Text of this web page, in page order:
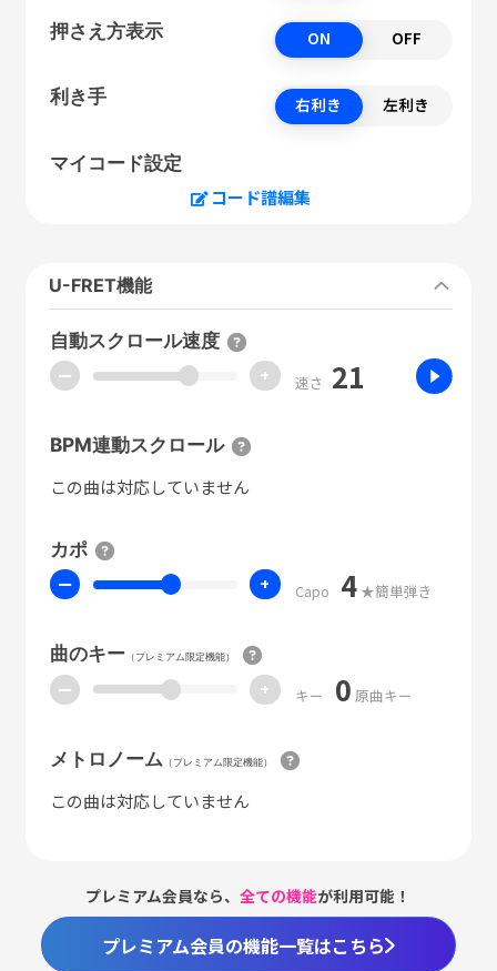
押さえ方表示 ON OFF
利き手 右利き 左利き
マイコード設定
コード譜編集
U-FRET機能
自動スクロール速度
ー + 速さ 21
BPM連動スクロール
この曲は対応していません
カポ
ー + Capo 4 ★簡単弾き
曲のキー（プレミアム限定機能）
ー + キー 0 原曲キー
メトロノーム （プレミアム限定機能）
この曲は対応していません
プレミアム会員なら、全ての機能が利用可能！
プレミアム会員の機能一覧はこちら